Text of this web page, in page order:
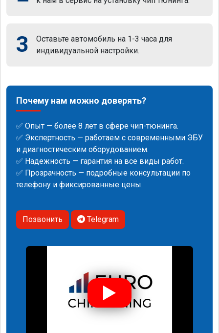
3
Оставьте автомобиль на 1-3 часа для
индивидуальной настройки.
Почему нам можно доверять?
✅ Опыт — более 8 лет в сфере чип-тюнинга.
✅ Экспертность — работаем с современными ЭБУ
и диагностическим оборудованием.
✅ Надежность — гарантия на все виды работ.
✅ Прозрачность — подробные консультации по
телефону и фиксированные цены.
Позвонить Telegram